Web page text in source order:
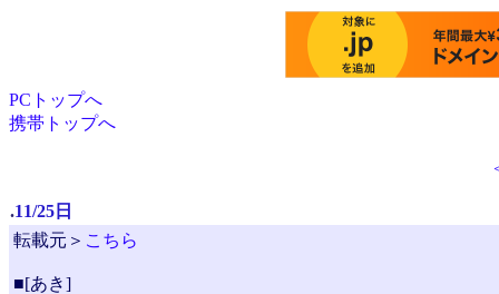
PCトップへ
携帯トップへ
.11/25日
転載元＞ こちら
■[あき]